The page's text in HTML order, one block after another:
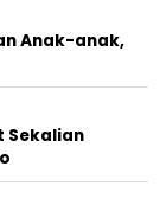
Anak-anak,
Sekalian